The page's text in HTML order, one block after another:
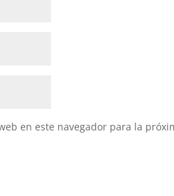
en este navegador para la